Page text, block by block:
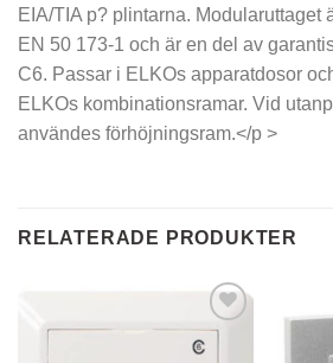
EIA/TIA p? plintarna. Modularuttaget
EN 50 173-1 och är en del av
C6. Passar i ELKOs apparatdosor
ELKOs kombinationsramar. Vid
användes förhöjningsram.</p >
RELATERADE PRODUKTER